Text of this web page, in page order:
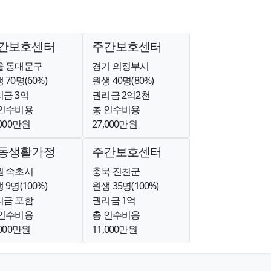
보호센터
동대문구
70명(60%)
금 3억
수비용
만원
주간보호센터
경기 의정부시
원생 40명(80%)
권리금 2억2천
총 인수비용
27,000만원
생활가정
속초시
9명(100%)
금 포함
수비용
만원
주간보호센터
충북 진천군
원생 35명(100%)
권리금 1억
총 인수비용
11,000만원